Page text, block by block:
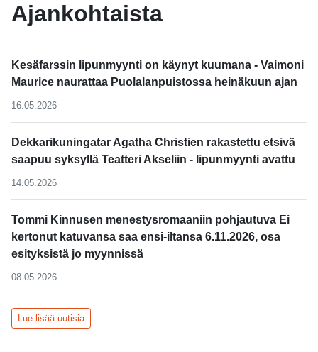
Ajankohtaista
Kesäfarssin lipunmyynti on käynyt kuumana - Vaimoni
Maurice naurattaa Puolalanpuistossa heinäkuun ajan
16.05.2026
Dekkarikuningatar Agatha Christien rakastettu etsivä
saapuu syksyllä Teatteri Akseliin - lipunmyynti avattu
14.05.2026
Tommi Kinnusen menestysromaaniin pohjautuva Ei
kertonut katuvansa saa ensi-iltansa 6.11.2026, osa
esityksistä jo myynnissä
08.05.2026
Lue lisää uutisia